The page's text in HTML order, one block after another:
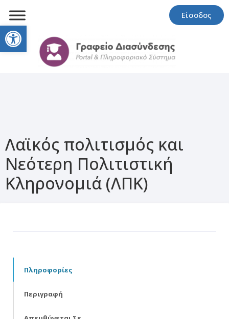
Open toolbar
Είσοδος
Λαϊκός πολιτισμός και
Νεότερη Πολιτιστική
Κληρονομιά (ΛΠΚ)
Πληροφορίες
Περιγραφή